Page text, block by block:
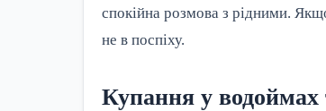
спокійна розмова з рідними.
не в поспіху.
Купання у водоймах